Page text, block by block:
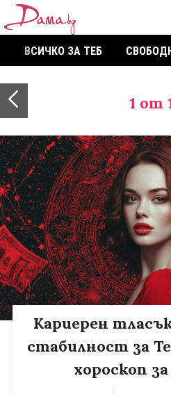
ВСИЧКО ЗА ТЕБ
1 от
Кариерен
стабилност за
хороскоп